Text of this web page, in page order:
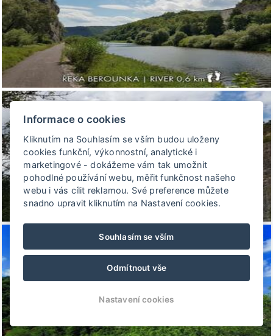
Informace o cookies
Kliknutím na Souhlasím se vším budou uloženy
cookies funkční, výkonnostní, analytické i
marketingové - dokážeme vám tak umožnit
pohodlné používání webu, měřit funkčnost našeho
webu i vás cílit reklamou. Své preference můžete
snadno upravit kliknutím na Nastavení cookies.
Souhlasím se vším
Odmítnout vše
Nastavení cookies